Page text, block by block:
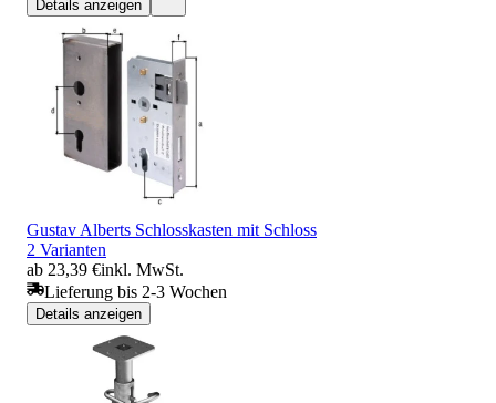
Details anzeigen
Gustav Alberts Schlosskasten mit Schloss
2 Varianten
ab 23,39 €inkl. MwSt.
Lieferung bis 2-3 Wochen
Details anzeigen